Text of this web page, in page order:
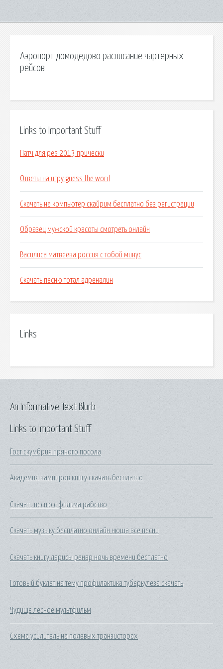
Аэропорт домодедово расписание чартерных
рейсов
Links to Important Stuff
Патч для pes 2013 прически
Ответы на игру guess the word
Скачать на компьютер скайрим бесплатно без регистрации
Образец мужской красоты смотреть онлайн
Василиса матвеева россия с тобой минус
Скачать песню тотал адреналин
Links
Links to Important Stuff
Гост скумбрия пряного посола
Академия вампиров книгу скачать бесплатно
Скачать песню с фильма рабство
Скачать музыку бесплатно онлайн нюша все песни
Скачать книгу ларисы ренар ночь времени бесплатно
Готовый буклет на тему профилактика туберкулеза скачать
Чудище лесное мультфильм
Схема усилитель на полевых транзисторах
An Informative Text Blurb